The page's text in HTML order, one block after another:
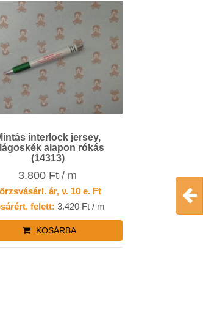
interlock jersey,
alapon rókás
(14313)
3.800 Ft / m
ár, v. 10 e. Ft
felett: 3.420 Ft / m
KOSÁRBA